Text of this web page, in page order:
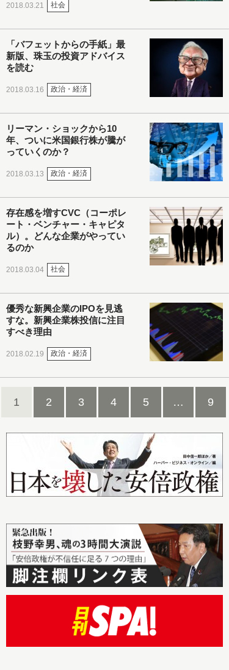
2018.03.21 社会
「バフェットからの手紙」最
新版、珠玉の投資アドバイス
を読む
2018.03.16 政治・経済
リーマン・ショックから10
年、ついに米国銀行株が騰が
っていくのか？
2018.03.13 政治・経済
存在感を増すCVC（コーポレ
ート・ベンチャー・キャピタ
ル）。どんな企業がやってい
るのか
2018.03.04 社会
優秀な新興企業のIPOを見逃
すな。新興企業株投信に注目
すべき理由
2018.02.19 政治・経済
1 2 3 4 5 … 9